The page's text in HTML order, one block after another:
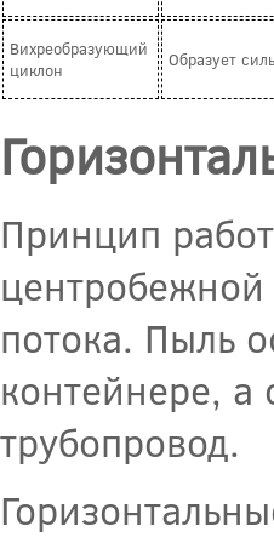
Вихреобразующий
циклон
Образует
Принцип
потока. Пыль
контейнере,
трубопровод.